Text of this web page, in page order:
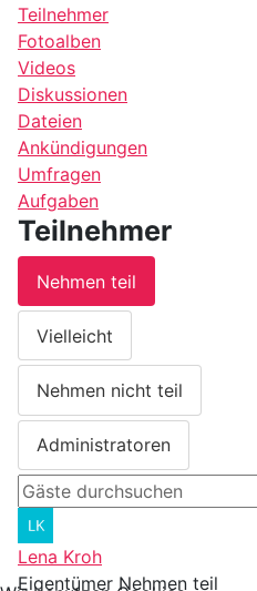
Teilnehmer
Fotoalben
Videos
Diskussionen
Dateien
Ankündigungen
Umfragen
Aufgaben
Teilnehmer
Nehmen teil
Vielleicht
Nehmen nicht teil
Administratoren
Lena Kroh
Eigentümer Nehmen teil